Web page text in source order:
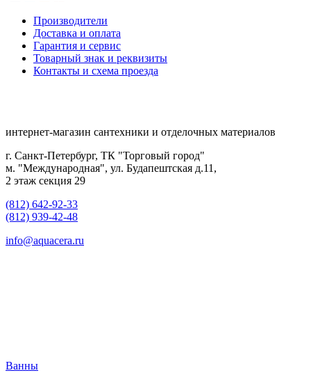
Производители
Доставка и оплата
Гарантия и сервис
Товарный знак и реквизиты
Контакты и схема проезда
интернет-магазин сантехники и отделочных материалов
г. Санкт-Петербург, ТК "Торговый город"
м. "Международная", ул. Будапештская д.11,
2 этаж секция 29
(812) 642-92-33
(812) 939-42-48
info@aquacera.ru
Ванны